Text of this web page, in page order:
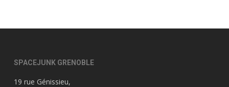
SPACEJUNK GRENOBLE
19 rue Génissieu,